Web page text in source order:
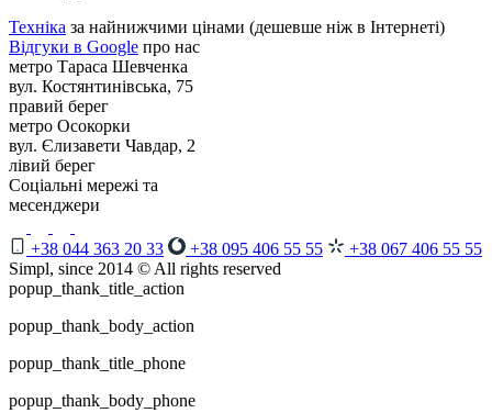
Техніка за найнижчими цінами (дешевше ніж в Інтернеті)
Відгуки в Google про нас
метро Тараса Шевченка
вул. Костянтинівська, 75
правий берег
метро Осокорки
вул. Єлизавети Чавдар, 2
лівий берег
Соціальні мережі та
месенджери
+38 044 363 20 33 +38 095 406 55 55
+38 067 406 55 55
Simpl, since 2014 © All rights reserved
popup_thank_title_action
popup_thank_body_action
popup_thank_title_phone
popup_thank_body_phone